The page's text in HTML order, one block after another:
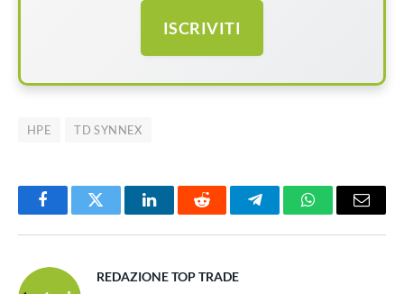
ISCRIVITI
HPE TD SYNNEX
FacebookTwitter LinkedInReddit TelegramWhatsAppEmail
REDAZIONE TOP TRADE